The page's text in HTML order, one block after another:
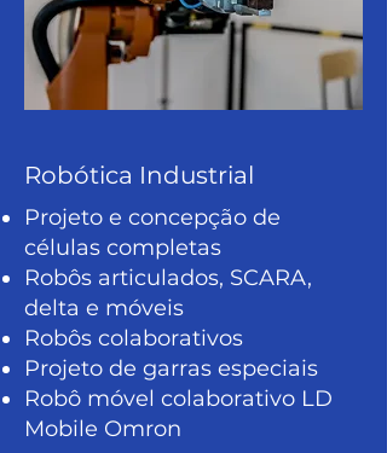
Robótica Industrial
Projeto e concepção de
células completas
Robôs articulados, SCARA,
delta e móveis
Robôs colaborativos
Projeto de garras especiais
Robô móvel colaborativo LD
Mobile Omron